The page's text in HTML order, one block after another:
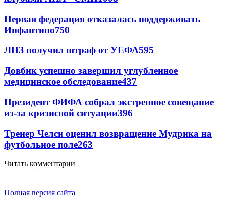
Первая федерация отказалась поддерживать
Инфантино750
ЛНЗ получил штраф от УЕФА595
Довбик успешно завершил углубленное
медицинское обследование437
Президент ФИФА собрал экстренное совещание
из-за кризисной ситуации396
Тренер Челси оценил возвращение Мудрика на
футбольное поле263
Читать комментарии
Полная версия сайта